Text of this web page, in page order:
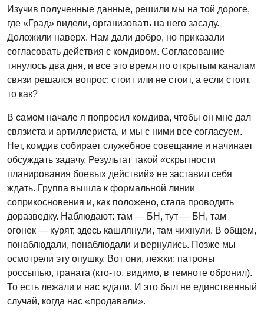
Изучив полученные данные, решили мы на той дороге,
где «Град» видели, организовать на него засаду.
Доложили наверх. Нам дали добро, но приказали
согласовать действия с комдивом. Согласование
тянулось два дня, и все это время по открытым каналам
связи решался вопрос: стоит или не стоит, а если стоит,
то как?
В самом начале я попросил комдива, чтобы он мне дал
связиста и артиллериста, и мы с ними все согласуем.
Нет, комдив собирает служебное совещание и начинает
обсуждать задачу. Результат такой «скрытности
планирования боевых действий» не заставил себя
ждать. Группа вышла к формальной линии
соприкосновения и, как положено, стала проводить
доразведку. Наблюдают: там — БН, тут — БН, там
огонек — курят, здесь кашлянули, там чихнули. В общем,
понаблюдали, понаблюдали и вернулись. Позже мы
осмотрели эту опушку. Вот они, лежки: патроны
россыпью, граната (кто-то, видимо, в темноте обронил).
То есть лежали и нас ждали. И это был не единственный
случай, когда нас «продавали».